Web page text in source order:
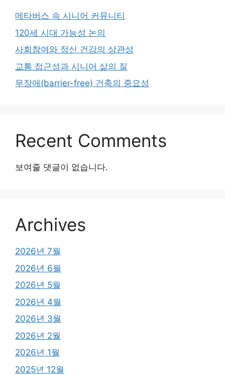
메타버스 속 시니어 커뮤니티
120세 시대 가능성 논의
사회참여와 정신 건강의 상관성
교통 접근성과 시니어 삶의 질
무장애(barrier-free) 건축의 중요성
Recent Comments
보여줄 댓글이 없습니다.
Archives
2026년 7월
2026년 6월
2026년 5월
2026년 4월
2026년 3월
2026년 2월
2026년 1월
2025년 12월